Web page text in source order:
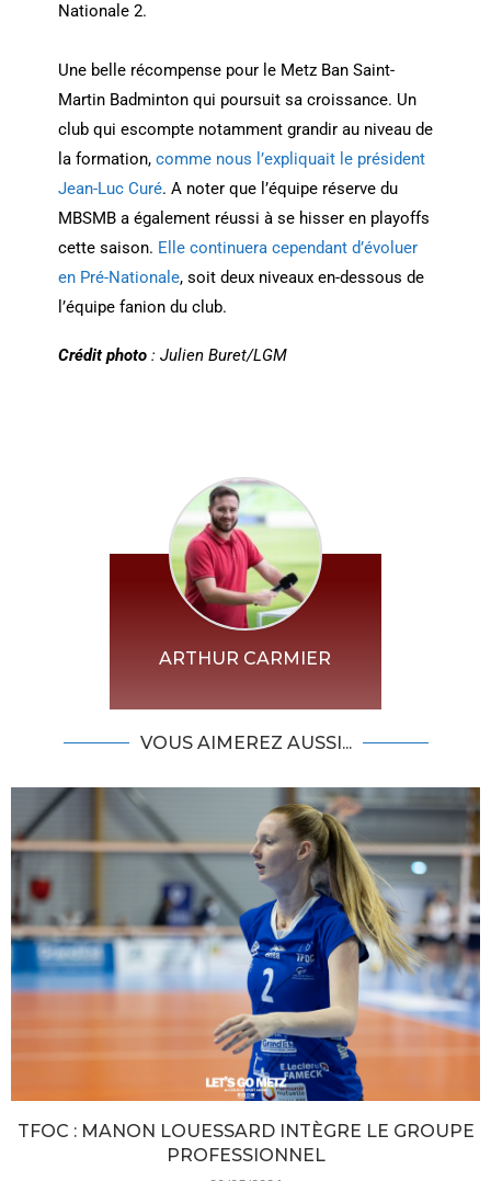
Nationale 2.
Une belle récompense pour le Metz Ban Saint-
Martin Badminton qui poursuit sa croissance. Un
club qui escompte notamment grandir au niveau de
la formation, comme nous l’expliquait le président
Jean-Luc Curé. A noter que l’équipe réserve du
MBSMB a également réussi à se hisser en playoffs
cette saison. Elle continuera cependant d’évoluer
en Pré-Nationale, soit deux niveaux en-dessous de
l’équipe fanion du club.
Crédit photo: Julien Buret/LGM
ARTHUR CARMIER
VOUS AIMEREZ AUSSI...
TFOC : MANON LOUESSARD INTÈGRE LE GROUPE
PROFESSIONNEL